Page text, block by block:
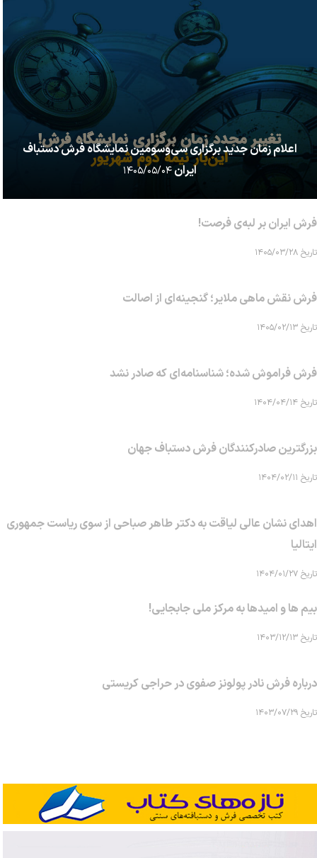
اعلام زمان جدید برگزاری سی‌وسومین نمایشگاه فرش دستباف
ایران۱۴۰۵/۰۵/۰۴
فرش ایران بر لبه‌ی فرصت!
تاریخ ۱۴۰۵/۰۳/۲۸
فرش نقش ماهی‌ ملایر؛ گنجینه‌ای از اصالت
تاریخ ۱۴۰۵/۰۲/۱۳
فرش فراموش شده؛ شناسنامه‌ای که صادر نشد
تاریخ ۱۴۰۴/۰۴/۱۴
بزرگترین صادرکنندگان فرش دستباف جهان
تاریخ ۱۴۰۴/۰۲/۱۱
اهدای نشان عالی لیاقت به دکتر طاهر صباحی از سوی ریاست جمهوری
ایتالیا
تاریخ ۱۴۰۴/۰۱/۲۷
بیم ها و امیدها به مرکز ملی جابجایی!
تاریخ ۱۴۰۳/۱۲/۱۳
درباره فرش نادر پولونز صفوی در حراجی کریستی
تاریخ ۱۴۰۳/۰۷/۲۹